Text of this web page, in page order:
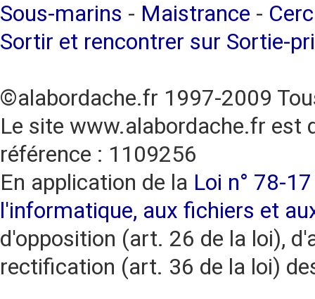
Sous-marins - Maistrance -
Sortir et rencontrer sur Sortie-
©alabordache.fr 1997-2009
Le site www.alabordache.fr est
référence : 1109256
En application de la Loi n° 78-
l'informatique, aux fichiers et
d'opposition (art. 26 de la loi),
rectification (art. 36 de la loi)